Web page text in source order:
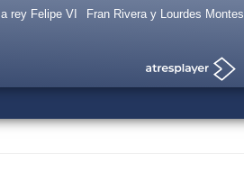
rey Felipe VI Fran Rivera y Lourdes Montes